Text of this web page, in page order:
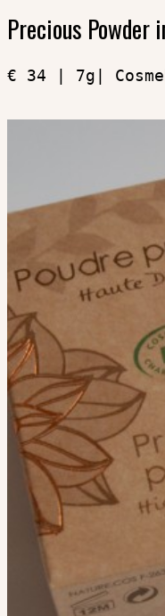
Precious Powder
€ 34 | 7g|